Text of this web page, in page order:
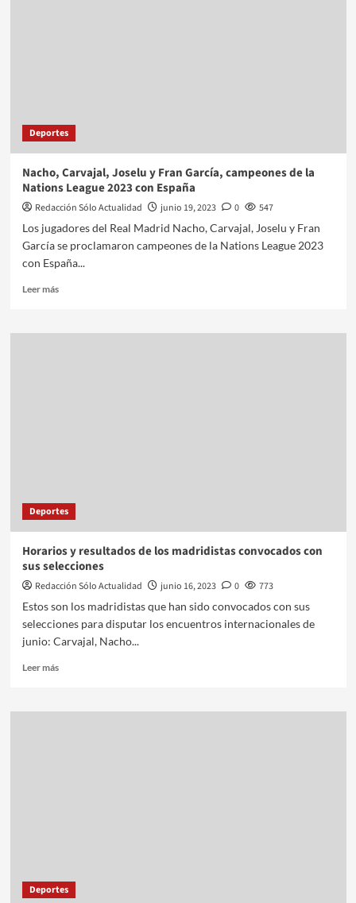
Deportes
Nacho, Carvajal, Joselu y Fran García, campeones de la
Nations League 2023 con España
Redacción Sólo Actualidad junio 19, 2023 0
547
Los jugadores del Real Madrid Nacho, Carvajal, Joselu y Fran
García se proclamaron campeones de la Nations League 2023
con España...
Leer más
Deportes
Horarios y resultados de los madridistas convocados con
sus selecciones
Redacción Sólo Actualidad junio 16, 2023 0
773
Estos son los madridistas que han sido convocados con sus
selecciones para disputar los encuentros internacionales de
junio: Carvajal, Nacho...
Leer más
Deportes